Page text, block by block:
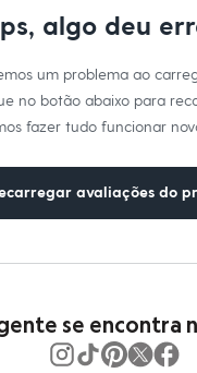
algo deu
um problema ao
no botão abaixo para
fazer tudo funcionar
avaliações do
se encontra